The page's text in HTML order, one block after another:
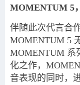
MOMENTUM 5
伴随此次代言合
MOMENTUM 5
MOMENTUM 系
化之作，
音表现的同时，